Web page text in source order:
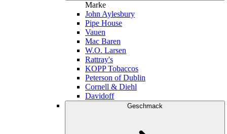
Marke
John Aylesbury
Pipe House
Vauen
Mac Baren
W.O. Larsen
Rattray's
KOPP Tobaccos
Peterson of Dublin
Cornell & Diehl
Davidoff
Geschmack